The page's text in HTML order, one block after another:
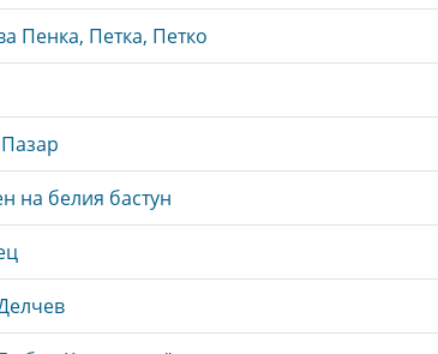
Пенка, Петка, Петко
на белия бастун